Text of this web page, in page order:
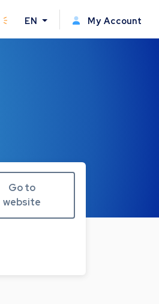
EN My Account
Go to
website